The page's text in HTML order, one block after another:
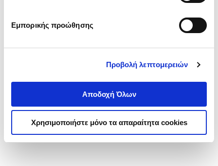
Εμπορικής προώθησης
Προβολή λεπτομερειών
Αποδοχή Όλων
Χρησιμοποιήστε μόνο τα απαραίτητα cookies